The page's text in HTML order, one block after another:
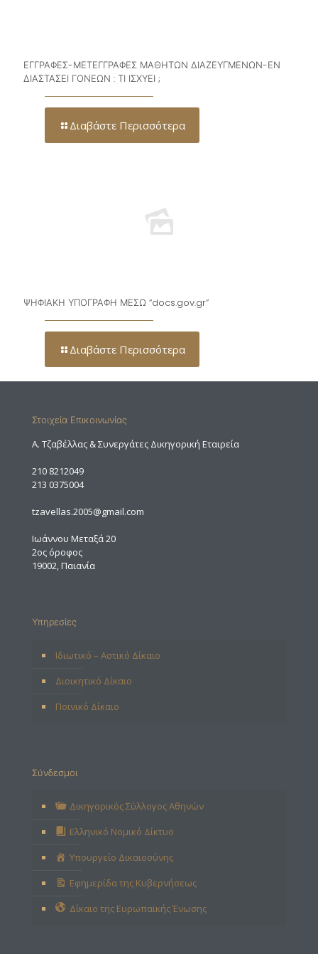
ΕΓΓΡΑΦΕΣ-ΜΕΤΕΓΓΡΑΦΕΣ ΜΑΘΗΤΩΝ ΔΙΑΖΕΥΓΜΕΝΩΝ-ΕΝ
ΔΙΑΣΤΑΣΕΙ ΓΟΝΕΩΝ : ΤΙ ΙΣΧΥΕΙ ;
Διαβάστε Περισσότερα
ΨΗΦΙΑΚΗ ΥΠΟΓΡΑΦΗ ΜΕΣΩ “docs.gov.gr”
Διαβάστε Περισσότερα
Στοιχεία Επικοινωνίας
A. Τζαβέλλας & Συνεργάτες Δικηγορική Εταιρεία
210 8212049
213 0375004
tzavellas.2005@gmail.com
Ιωάννου Μεταξά 20
2ος όροφος
19002, Παιανία
Υπηρεσίες
Ιδιωτικό – Αστικό Δίκαιο
Διοικητικό Δίκαιο
Ποινικό Δίκαιο
Σύνδεσμοι
Δικηγορικός Σύλλογος Αθηνών
Ελληνικό Νομικό Δίκτυο
Υπουργείο Δικαιοσύνης
Εφημερίδα της Κυβερνήσεως
Δίκαιο της Ευρωπαϊκής Ένωσης